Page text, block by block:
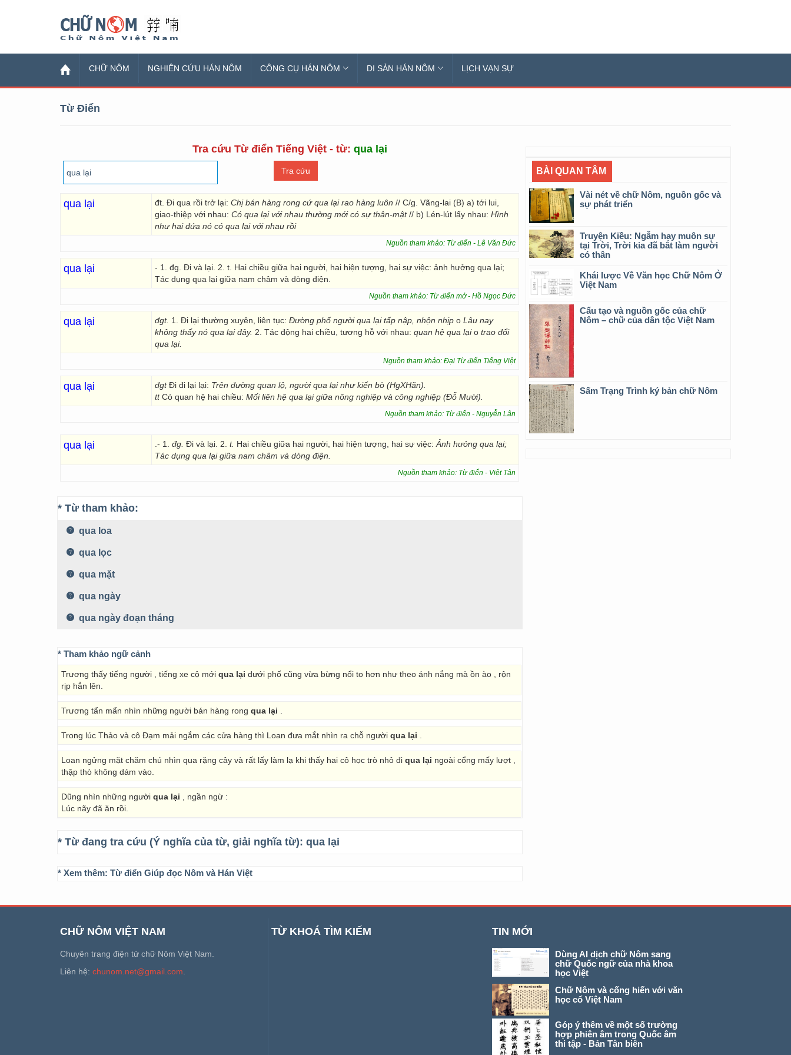
CHỮ NÔM NGHIÊN CỨU HÁN NÔM CÔNG CỤ HÁN NÔM DI SẢN HÁN NÔM LỊCH VẠN SỰ
Từ Điển
Tra cứu Từ điển Tiếng Việt - từ: qua lại
qua lại đt. Đi qua rồi trở lại: Chị bán hàng rong cứ qua lại rao hàng luôn // C/g. Vãng-lai (B) a) tới lui,
giao-thiệp với nhau: Có qua lại với nhau thường mới có sự thân-mật// b) Lén-lút lấy nhau: Hình
như hai đứa nó có qua lại với nhau rồi
Nguồn tham khảo: Từ điển - Lê Văn Đức
qua lại
- 1. đg. Đi và lại. 2. t. Hai chiều giữa hai người, hai hiện tượng, hai sự việc: ảnh hưởng qua lại;
Tác dụng qua lại giữa nam châm và dòng điện.
Nguồn tham khảo: Từ điển mở - Hồ Ngọc Đức
qua lại đgt. 1. Đi lại thường xuyên, liên tục: Đường phố người qua lại tấp nập, nhộn nhịp o Lâu nay
không thấy nó qua lại đây. 2. Tác động hai chiều, tương hỗ với nhau: quan hệ qua lạio trao đổi
qua lại.
Nguồn tham khảo: Đại Từ điển Tiếng Việt
qua lại đgtĐi đi lại lại: Trên đường quan lộ, người qua lại như kiến bò (HgXHãn).
ttCó quan hệ hai chiều: Mối liên hệ qua lại giữa nông nghiệp và công nghiệp (Đỗ Mười).
Nguồn tham khảo: Từ điển - Nguyễn Lân
qua lại .- 1. đg. Đi và lại. 2. t. Hai chiều giữa hai người, hai hiện tượng, hai sự việc: Ảnh hưởng qua lại;
Tác dụng qua lại giữa nam châm và dòng điện.
Nguồn tham khảo: Từ điển - Việt Tân
* Từ tham khảo:
qua loa
qua lọc
qua mặt
qua ngày
qua ngày đoạn tháng
* Tham khảo ngữ cảnh
Trương thấy tiếng người , tiếng xe cộ mới qua lại dưới phố cũng vừa bừng nổi to hơn như theo ánh nắng mà ồn ào , rộn
rịp hẳn lên.
Trương tẩn mẩn nhìn những người bán hàng rong qua lại
Trong lúc Thảo và cô Đạm mải ngắm các cửa hàng thì Loan đưa mắt nhìn ra chỗ người qua lại
Loan ngửng mặt chăm chú nhìn qua rặng cây và rất lấy làm lạ khi thấy hai cô học trò nhỏ đi qua lại ngoài cổng mấy lượt ,
thập thò không dám vào.
Dũng nhìn những người qua lại , ngần ngừ :
Lúc nãy đã ăn rồi.
* Từ đang tra cứu (Ý nghĩa của từ, giải nghĩa từ): qua lại
* Xem thêm: Từ điển Giúp đọc Nôm và Hán Việt
BÀI QUAN TÂM
Vài nét về chữ Nôm, nguồn gốc và
sự phát triển
Truyện Kiều: Ngẫm hay muôn sự
tại Trời, Trời kia đã bắt làm người
có thân
Khái lược Về Văn học Chữ Nôm Ở
Việt Nam
Cấu tạo và nguồn gốc của chữ
Nôm – chữ của dân tộc Việt Nam
Sấm Trạng Trình ký bản chữ Nôm
CHỮ NÔM VIỆT NAM
Chuyên trang điện tử chữ Nôm Việt Nam.
Liên hệ: chunom.net@gmail.com
TỪ KHOÁ TÌM KIẾM TIN MỚI
Dùng AI dịch chữ Nôm sang
chữ Quốc ngữ của nhà khoa
học Việt
Chữ Nôm và cống hiến với văn
học cổ Việt Nam
Góp ý thêm về một số trường
hợp phiên âm trong Quốc âm
thi tập - Bản Tân biên